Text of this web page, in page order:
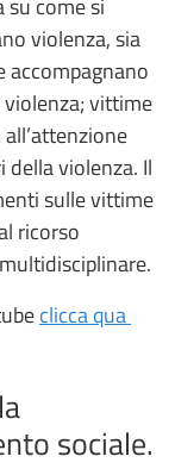
violenza, sia
accompagnano
vittime
della violenza. Il
sulle vittime
ricorso
clicca qua
sociale.